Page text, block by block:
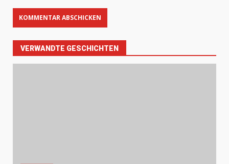
VERWANDTE GESCHICHTEN